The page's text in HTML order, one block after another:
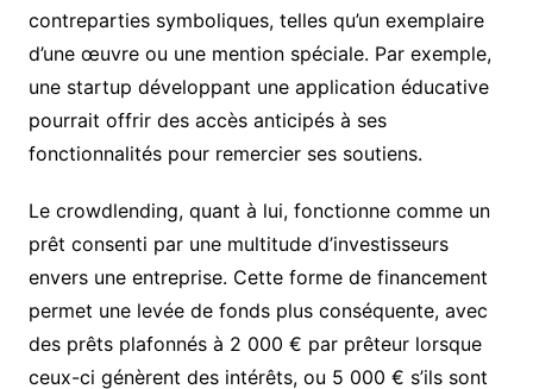
contreparties symboliques, telles qu’un exemplaire
d’une œuvre ou une mention spéciale. Par exemple,
une startup développant une application éducative
pourrait offrir des accès anticipés à ses
fonctionnalités pour remercier ses soutiens.
Le crowdlending, quant à lui, fonctionne comme un
prêt consenti par une multitude d’investisseurs
envers une entreprise. Cette forme de financement
permet une levée de fonds plus conséquente, avec
des prêts plafonnés à 2 000 € par prêteur lorsque
ceux-ci génèrent des intérêts, ou 5 000 € s’ils sont